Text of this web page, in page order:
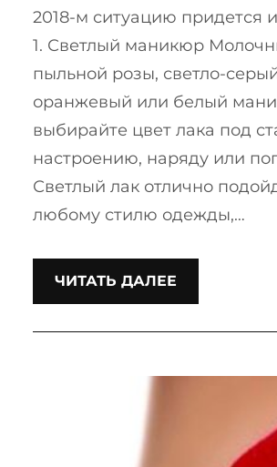
2018-м ситуацию придется
1. Светлый маникюр
пыльной розы, светло-
оранжевый или белый
выбирайте цвет лака под
настроению, наряду или
Светлый лак отлично
любому стилю одежды,…
ЧИТАТЬ ДАЛЕЕ